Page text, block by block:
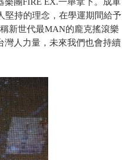
堅持的理念，在學運期間給予
新世代最MAN的龐克搖滾樂
灣人力量，未來我們也會持續